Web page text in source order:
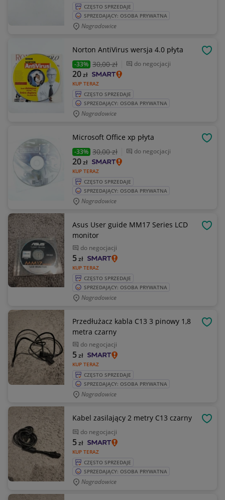
CZĘSTO SPRZEDAJE
SPRZEDAJĄCY: OSOBA PRYWATNA
Nagradowice
Norton AntiVirus wersja 4.0 płyta
-33% 30,00 zł do negocjacji
KUP TERAZ
20zł
CZĘSTO SPRZEDAJE
SPRZEDAJĄCY: OSOBA PRYWATNA
Nagradowice
Microsoft Office xp płyta
-33% 30,00 zł do negocjacji
KUP TERAZ
20zł
CZĘSTO SPRZEDAJE
SPRZEDAJĄCY: OSOBA PRYWATNA
Nagradowice
Asus User guide MM17 Series LCD
monitor
do negocjacji
KUP TERAZ
5zł
CZĘSTO SPRZEDAJE
SPRZEDAJĄCY: OSOBA PRYWATNA
Nagradowice
Przedłużacz kabla C13 3 pinowy 1,8
metra czarny
do negocjacji
KUP TERAZ
5zł
CZĘSTO SPRZEDAJE
SPRZEDAJĄCY: OSOBA PRYWATNA
Nagradowice
Kabel zasilający 2 metry C13 czarny
do negocjacji
KUP TERAZ
5zł
CZĘSTO SPRZEDAJE
SPRZEDAJĄCY: OSOBA PRYWATNA
Nagradowice